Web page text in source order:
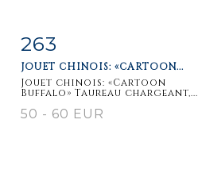
Item detail
263
JOUET CHINOIS: «CARTOON...
Jouet chinois: «Cartoon
Buffalo» Taureau chargeant,...
50 - 60 EUR